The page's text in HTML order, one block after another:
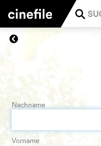
j
Nachname
Vorname